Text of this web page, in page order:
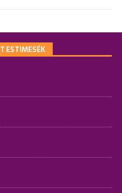
ESTIMESÉK